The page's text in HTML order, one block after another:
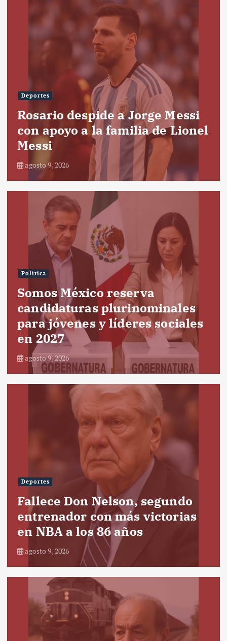
Deportes
Rosario despide a Jorge Messi
con apoyo a la familia de Lionel
Messi
agosto 9, 2026
Política
Somos México reserva
candidaturas plurinominales
para jóvenes y líderes sociales
en 2027
agosto 9, 2026
Deportes
Fallece Don Nelson, segundo
entrenador con más victorias
en NBA a los 86 años
agosto 9, 2026